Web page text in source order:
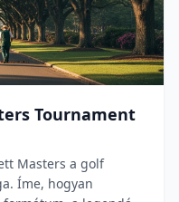
Tournament
Masters a golf
Íme, hogyan